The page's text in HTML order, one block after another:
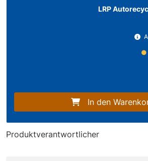
LRP
In den
Produktverantwortlicher